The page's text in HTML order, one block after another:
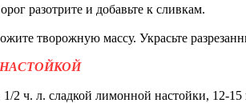
разотрите и добавьте к сливкам.
творожную массу. Украсьте
2 ч. л. сладкой лимонной настойки, 12-